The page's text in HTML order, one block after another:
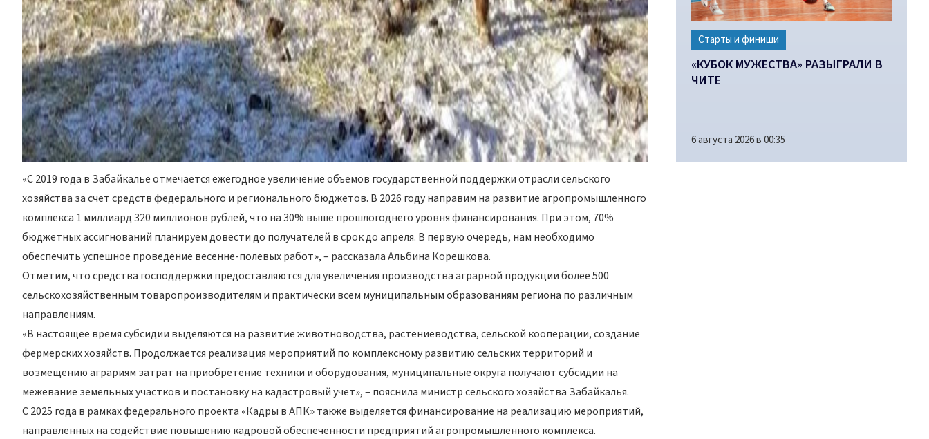
«С 2019 года в Забайкалье отмечается ежегодное увеличение объемов государственной поддержки отрасли сельского
хозяйства за счет средств федерального и регионального бюджетов. В 2026 году направим на развитие агропромышленного
комплекса 1 миллиард 320 миллионов рублей, что на 30% выше прошлогоднего уровня финансирования. При этом, 70%
бюджетных ассигнований планируем довести до получателей в срок до апреля. В первую очередь, нам необходимо
обеспечить успешное проведение весенне-полевых работ», – рассказала Альбина Корешкова.
Отметим, что средства господдержки предоставляются для увеличения производства аграрной продукции более 500
сельскохозяйственным товаропроизводителям и практически всем муниципальным образованиям региона по различным
направлениям.
«В настоящее время субсидии выделяются на развитие животноводства, растениеводства, сельской кооперации, создание
фермерских хозяйств. Продолжается реализация мероприятий по комплексному развитию сельских территорий и
возмещению аграриям затрат на приобретение техники и оборудования, муниципальные округа получают субсидии на
межевание земельных участков и постановку на кадастровый учет», – пояснила министр сельского хозяйства Забайкалья.
С 2025 года в рамках федерального проекта «Кадры в АПК» также выделяется финансирование на реализацию мероприятий,
направленных на содействие повышению кадровой обеспеченности предприятий агропромышленного комплекса.
Старты и финиши
«КУБОК МУЖЕСТВА» РАЗЫГРАЛИ В
ЧИТЕ
6 августа 2026 в 00:35